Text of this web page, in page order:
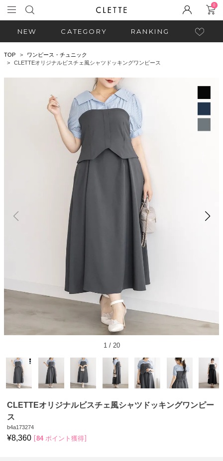
0
NEW CATEGORY RANKING
TOP
ワンピース・チュニック
CLETTEオリジナルビスチェ風シャツドッキングワンピース
1/ 20
CLETTEオリジナルビスチェ風シャツドッキングワンピー
ス
b4a173274
¥8,360 84 ポイント獲得